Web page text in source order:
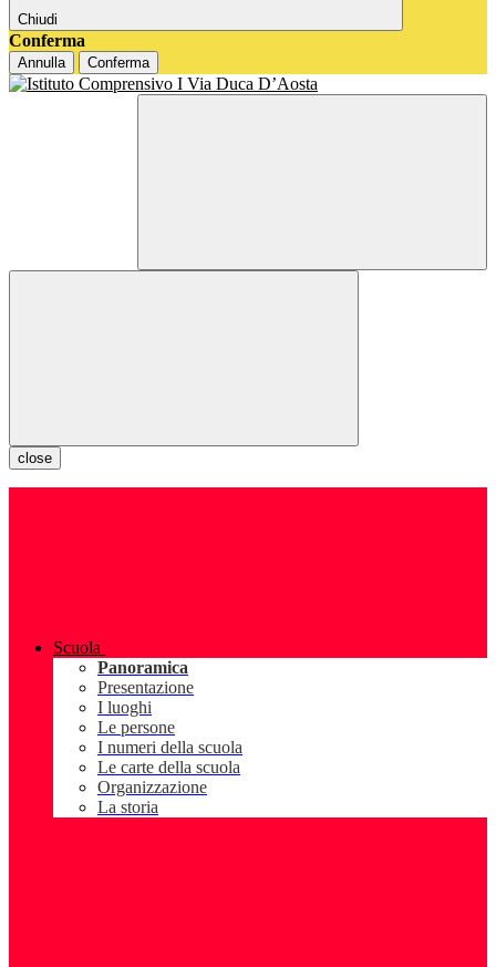
Chiudi
Conferma
Annulla Conferma
close
Scuola
Panoramica
Presentazione
I luoghi
Le persone
I numeri della scuola
Le carte della scuola
Organizzazione
La storia